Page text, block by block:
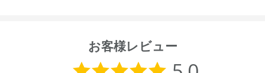
お客様レビュー